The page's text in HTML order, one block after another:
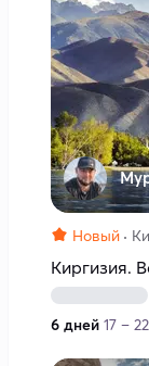
Новый
Киргизия.
6 дней 17 –